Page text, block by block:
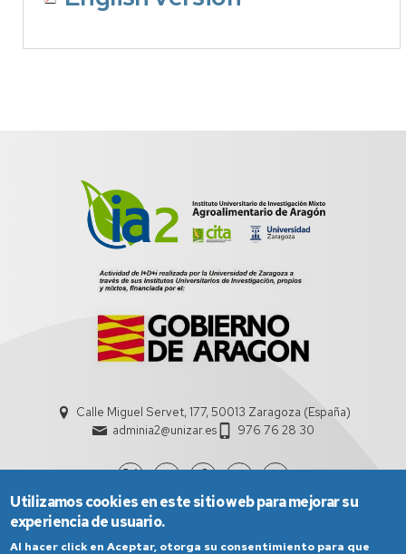
Calle Miguel Servet, 177, 50013 Zaragoza (España)
adminia2@unizar.es
976 76 28 30
Utilizamos cookies en este sitio web para mejorar su
experiencia de usuario.
Al hacer click en Aceptar, otorga su consentimiento para que